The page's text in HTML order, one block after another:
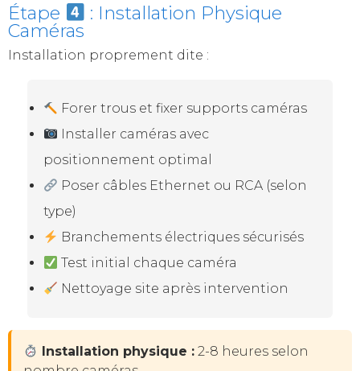
Étape : Installation Physique
Caméras
Installation proprement dite :
Forer trous et fixer supports caméras
Installer caméras avec
positionnement optimal
Poser câbles Ethernet ou RCA (selon
type)
Branchements électriques sécurisés
Test initial chaque caméra
Nettoyage site après intervention
Installation physique : 2-8 heures selon